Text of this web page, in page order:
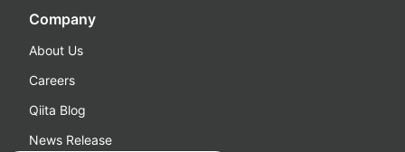
Company
About Us
Careers
Qiita Blog
News Release